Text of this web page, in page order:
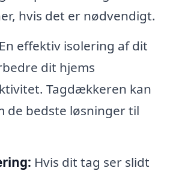
hvis det er nødvendigt.
En effektiv isolering af dit
dit hjems
Tagdækkeren kan
de bedste løsninger til
Hvis dit tag ser slidt